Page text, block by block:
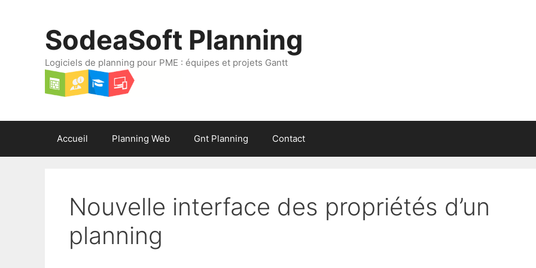
SodeaSoft Planning
Logiciels de planning pour PME : équipes et projets Gantt
Accueil Planning Web Gnt Planning Contact
Nouvelle interface des propriétés d’un
planning